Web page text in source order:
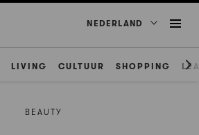
NEDERLAND
LIVING CULTUUR SHOPPING
BEAUTY